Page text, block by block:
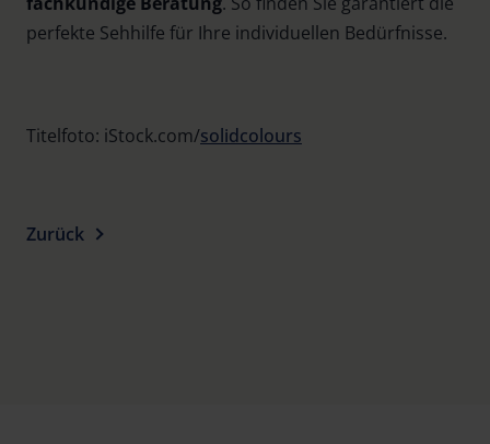
perfekte Sehhilfe für Ihre individuellen Bedürfnisse.
Titelfoto: iStock.com/solidcolours
Zurück